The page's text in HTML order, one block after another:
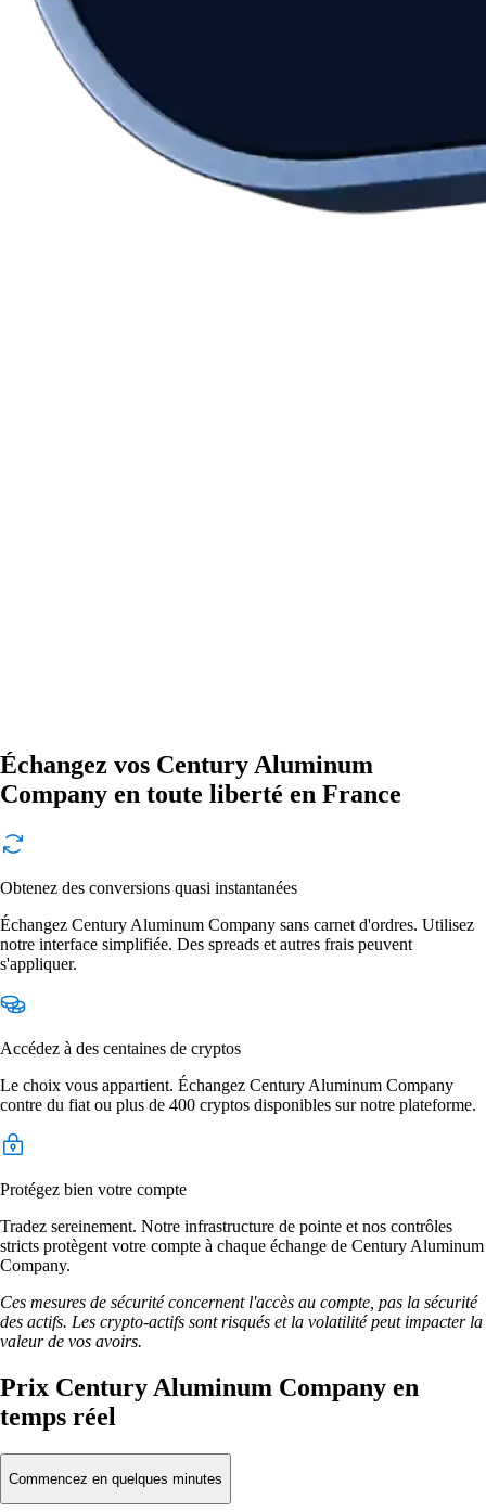
Échangez vos Century Aluminum
Company en toute liberté en France
Obtenez des conversions quasi instantanées
Échangez Century Aluminum Company sans carnet d'ordres. Utilisez
notre interface simplifiée. Des spreads et autres frais peuvent
s'appliquer.
Accédez à des centaines de cryptos
Le choix vous appartient. Échangez Century Aluminum Company
contre du fiat ou plus de 400 cryptos disponibles sur notre plateforme.
Protégez bien votre compte
Tradez sereinement. Notre infrastructure de pointe et nos contrôles
stricts protègent votre compte à chaque échange de Century Aluminum
Company.
Ces mesures de sécurité concernent l'accès au compte, pas la sécurité
des actifs. Les crypto-actifs sont risqués et la volatilité peut impacter la
valeur de vos avoirs.
Prix Century Aluminum Company en
temps réel
Commencez en quelques minutes